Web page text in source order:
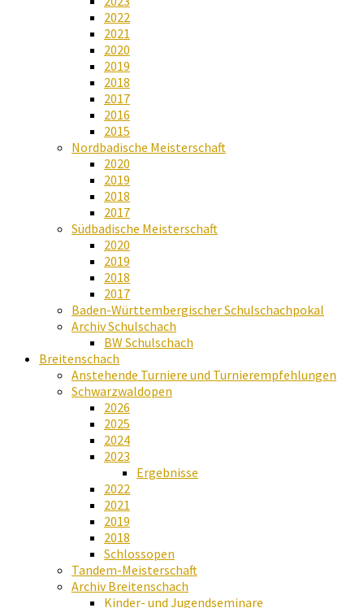
2022
2021
2020
2019
2018
2017
2016
2015
Nordbadische Meisterschaft
2020
2019
2018
2017
Südbadische Meisterschaft
2020
2019
2018
2017
Baden-Württembergischer Schulschachpokal
Archiv Schulschach
BW Schulschach
Breitenschach
Anstehende Turniere und Turnierempfehlungen
Schwarzwaldopen
2026
2025
2024
2023
Ergebnisse
2022
2021
2019
2018
Schlossopen
Tandem-Meisterschaft
Archiv Breitenschach
Kinder- und Jugendseminare